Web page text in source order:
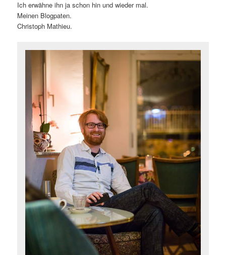
Ich erwähne ihn ja schon hin und wieder mal.
Meinen Blogpaten.
Christoph Mathieu.